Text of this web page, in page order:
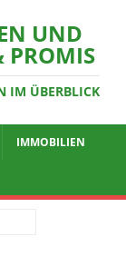
UND
PROMIS
IM ÜBERBLICK
IMMOBILIEN